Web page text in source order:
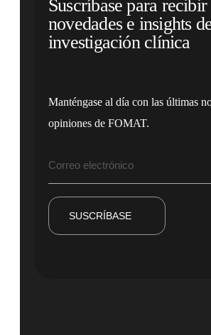
Suscríbase para recibir
novedades e insights
investigación clínica
Manténgase al día con las últimas
opiniones de FOMAT.
SUSCRÍBASE